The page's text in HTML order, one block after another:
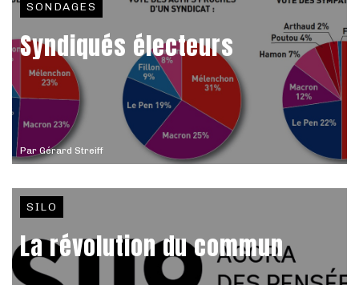
Par Gérard Streiff
SONDAGES
Syndiqués électeurs
SILO
La révolution du commun